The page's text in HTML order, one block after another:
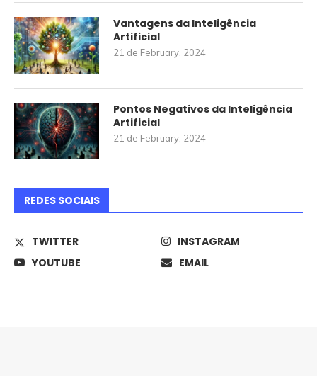
Vantagens da Inteligência
Artificial
21 de February, 2024
Pontos Negativos da Inteligência
Artificial
21 de February, 2024
REDES SOCIAIS
TWITTER
INSTAGRAM
YOUTUBE
EMAIL